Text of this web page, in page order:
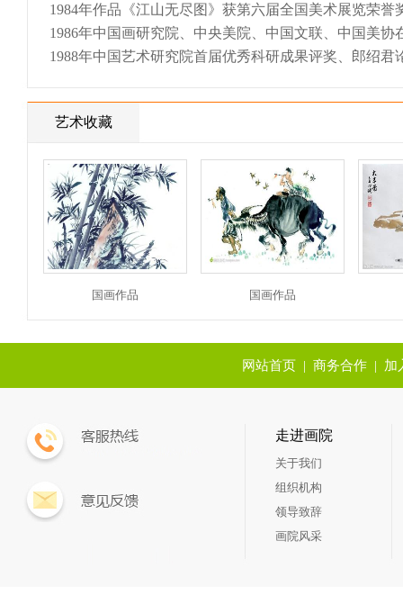
1984年作品《江山无尽图》获第六届全国美术展览荣誉
1986年中国画研究院、中央美院、中国文联、中国美
1988年中国艺术研究院首届优秀科研成果评奖、郎绍
艺术收藏
国画作品 国画作品
网站首页 | 商务合作 | 加
走进画院
关于我们
组织机构
领导致辞
画院风采